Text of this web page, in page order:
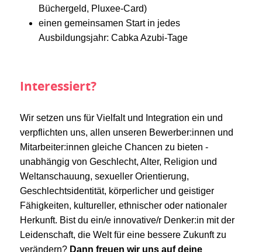
Büchergeld, Pluxee-Card)
einen gemeinsamen Start in jedes
Ausbildungsjahr: Cabka Azubi-Tage
Interessiert?
Wir setzen uns für Vielfalt und Integration ein und
verpflichten uns, allen unseren Bewerber:innen und
Mitarbeiter:innen gleiche Chancen zu bieten -
unabhängig von Geschlecht, Alter, Religion und
Weltanschauung, sexueller Orientierung,
Geschlechtsidentität, körperlicher und geistiger
Fähigkeiten, kultureller, ethnischer oder nationaler
Herkunft. Bist du ein/e innovative/r Denker:in mit der
Leidenschaft, die Welt für eine bessere Zukunft zu
verändern? Dann freuen wir uns auf deine